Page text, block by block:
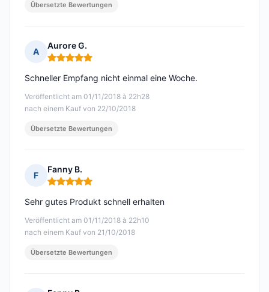
Übersetzte Bewertungen
A
Aurore G.
Hinweis: 5 von 5
Veröffentlicht am 01/11/2018 à 22h28
nach einem Kauf von 22/10/2018
Schneller Empfang nicht einmal eine Woche.
Übersetzte Bewertungen
F
Fanny B.
Hinweis: 5 von 5
Veröffentlicht am 01/11/2018 à 22h10
nach einem Kauf von 21/10/2018
Sehr gutes Produkt schnell erhalten
Übersetzte Bewertungen